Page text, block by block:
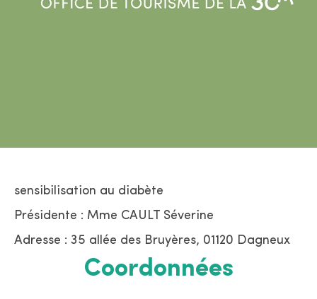
sensibilisation au diabète
Présidente : Mme CAULT Séverine
Adresse : 35 allée des Bruyères, 01120 Dagneux
Coordonnées